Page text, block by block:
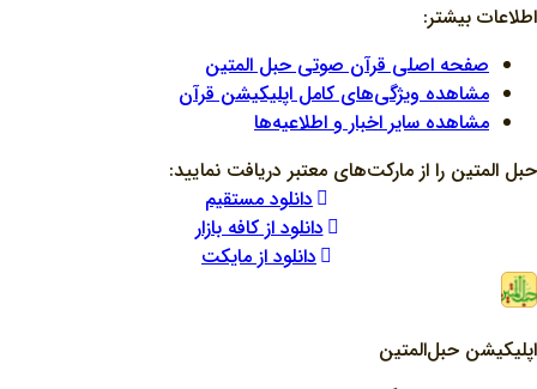
اطلاعات بیشتر:
صفحه اصلی قرآن صوتی حبل المتین
مشاهده ویژگی‌های کامل اپلیکیشن قرآن
مشاهده سایر اخبار و اطلاعیه‌ها
حبل المتین را از مارکت‌های معتبر دریافت نمایید:
دانلود مستقیم
دانلود از کافه بازار
دانلود از مایکت
اپلیکیشن حبل‌المتین